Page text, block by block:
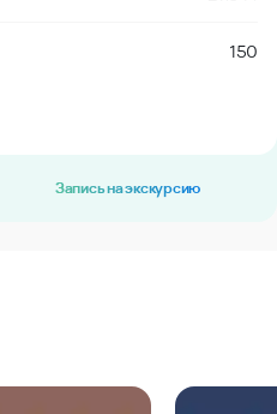
150
Запись на экскурсию